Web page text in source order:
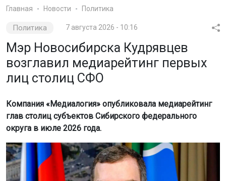
Главная Новости Политика
Политика 7 августа 2026 - 10:16
Мэр Новосибирска Кудрявцев
возглавил медиарейтинг первых
лиц столиц СФО
Компания «Медиалогия» опубликовала медиарейтинг
глав столиц субъектов Сибирского федерального
округа в июле 2026 года.